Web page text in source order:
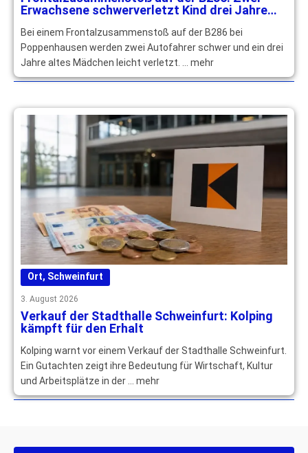
Erwachsene schwerverletzt Kind drei Jahre
Bei einem Frontalzusammenstoß auf der B286 bei
Poppenhausen werden zwei Autofahrer schwer und ein drei
Jahre altes Mädchen leicht verletzt. … mehr
Ort, Schweinfurt
3. August 2026
Verkauf der Stadthalle Schweinfurt: Kolping
kämpft für den Erhalt
Kolping warnt vor einem Verkauf der Stadthalle Schweinfurt.
Ein Gutachten zeigt ihre Bedeutung für Wirtschaft, Kultur
und Arbeitsplätze in der … mehr